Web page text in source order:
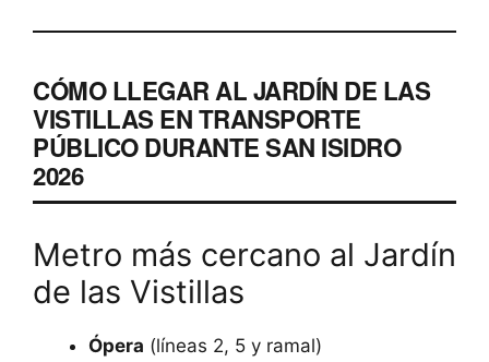
CÓMO LLEGAR AL JARDÍN DE LAS
VISTILLAS EN TRANSPORTE
PÚBLICO DURANTE SAN ISIDRO
2026
Metro más cercano al Jardín
de las Vistillas
Ópera (líneas 2, 5 y ramal)